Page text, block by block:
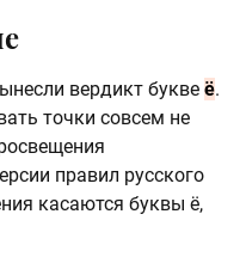
вердикт букве ё.
точки совсем не
правил русского
касаются буквы ё,